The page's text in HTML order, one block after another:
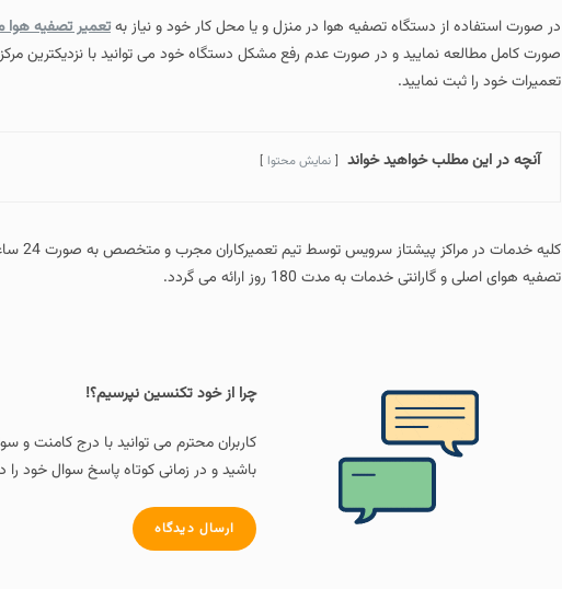
در صورت استفاده از دستگاه تصفیه هوا در منزل و یا محل کار خود و نیاز بهتعمیر تصفیه هوا
صورت کامل مطالعه نمایید و در صورت عدم رفع مشکل دستگاه خود می توانید با نزدیکترین
تعمیرات خود را ثبت نمایید.
آنچه در این مطلب خواهید خواند نمایش محتوا
کلیه
تصفیه هوای اصلی و گارانتی خدمات به مدت 180 روز ارائه می گردد.
چرا از خود تکنسین نپرسیم؟!
کاربران محترم می توانید با درج کامنت و
باشید و در زمانی کوتاه پاسخ سوال خود را
ارسال دیدگاه